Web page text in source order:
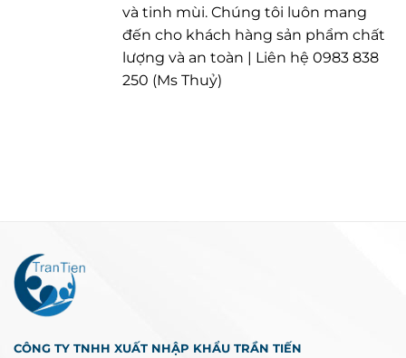
và tinh mùi. Chúng tôi luôn mang
đến cho khách hàng sản phẩm chất
lượng và an toàn | Liên hệ 0983 838
250 (Ms Thuỷ)
CÔNG TY TNHH XUẤT NHẬP KHẨU TRẦN TIẾN